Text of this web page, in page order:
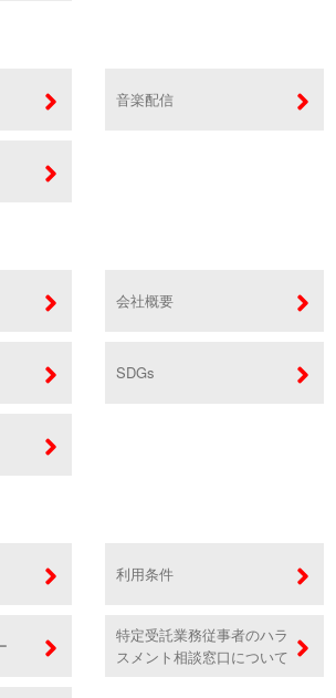
音楽配信
会社概要
SDGs
利用条件
特定受託業務従事者のハラ
スメント相談窓口について